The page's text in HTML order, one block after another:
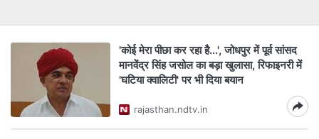
'कोई मेरा पीछा कर रहा है...', जोधपुर में पूर्व सांसद
मानवेंद्र सिंह जसोल का बड़ा खुलासा, रिफाइनरी में
'घटिया क्वालिटी' पर भी दिया बयान
rajasthan.ndtv.in